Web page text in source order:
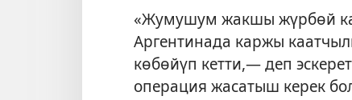
«Жумушум жакшы жүрбөй
Аргентинада каржы
көбөйүп кетти,— деп
операция жасатыш керек